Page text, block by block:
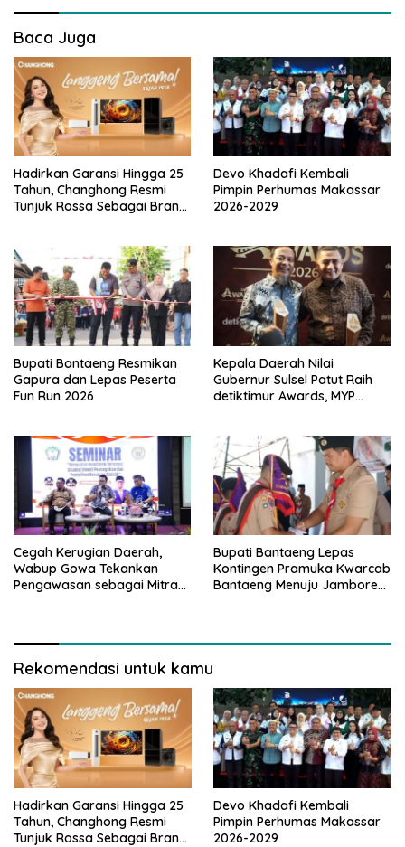
s
i
p
o
s
Baca Juga
Hadirkan Garansi Hingga 25
Tahun, Changhong Resmi
Tunjuk Rossa Sebagai Brand
Devo Khadafi Kembali
Pimpin Perhumas Makassar
2026-2029
Bupati Bantaeng Resmikan
Gapura dan Lepas Peserta
Fun Run 2026
Kepala Daerah Nilai
Gubernur Sulsel Patut Raih
detiktimur Awards, MYP
Cegah Kerugian Daerah,
Wabup Gowa Tekankan
Pengawasan sebagai Mitra
Bupati Bantaeng Lepas
Kontingen Pramuka Kwarcab
Bantaeng Menuju Jambore
Rekomendasi untuk kamu
Hadirkan Garansi Hingga 25
Tahun, Changhong Resmi
Tunjuk Rossa Sebagai Brand
Devo Khadafi Kembali
Pimpin Perhumas Makassar
2026-2029